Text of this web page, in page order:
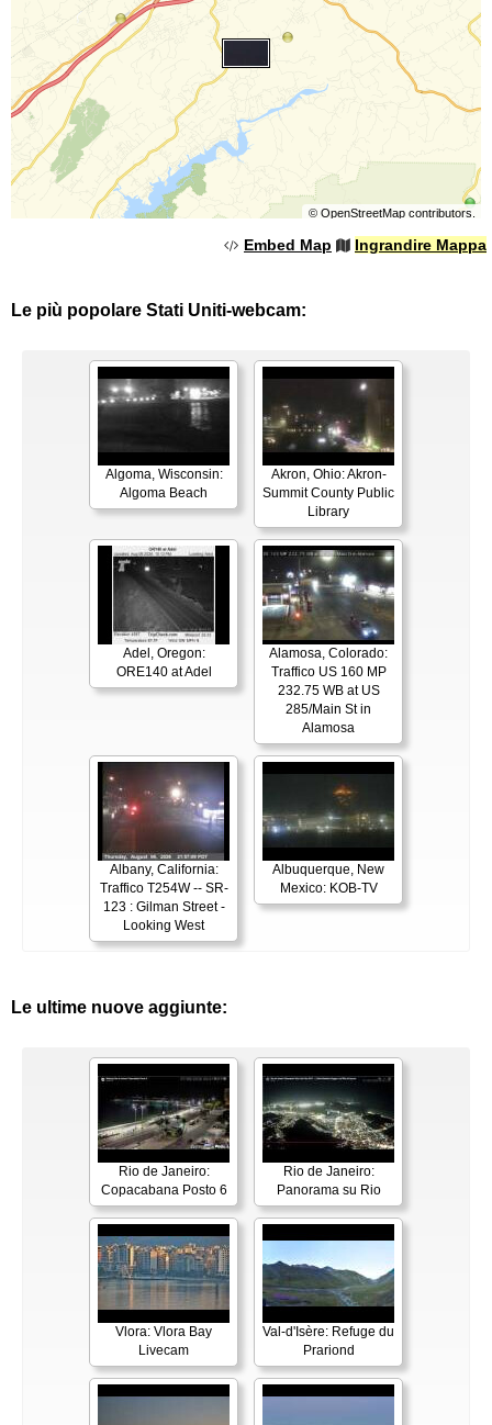
© OpenStreetMapcontributors.
Embed Map Ingrandire Mappa
Le più popolare Stati Uniti-webcam:
Algoma, Wisconsin:
Algoma Beach
Akron, Ohio: Akron-
Summit County Public
Library
Adel, Oregon:
ORE140 at Adel
Alamosa, Colorado:
Traffico US 160 MP
232.75 WB at US
285/Main St in
Alamosa
Albany, California:
Traffico T254W -- SR-
123 : Gilman Street -
Looking West
Albuquerque, New
Mexico: KOB-TV
Le ultime nuove aggiunte:
Rio de Janeiro:
Copacabana Posto 6
Rio de Janeiro:
Panorama su Rio
Vlora: Vlora Bay
Livecam
Val-d'Isère: Refuge du
Prariond